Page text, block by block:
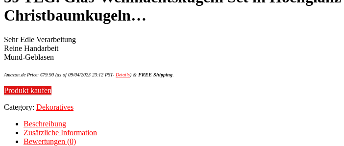
Christbaumkugeln…
Sehr Edle Verarbeitung
Reine Handarbeit
Mund-Geblasen
Amazon.de Price: €79.90 (as of 09/04/2023 23:12 PST- Details) & FREE Shipping
Produkt kaufen
Category: Dekoratives
Beschreibung
Zusätzliche Information
Bewertungen (0)